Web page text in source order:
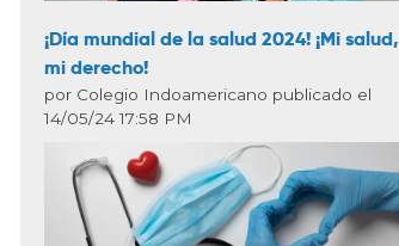
¡Día mundial de la salud 2024! ¡Mi salud,
mi derecho!
por Colegio Indoamericano publicado el
14/05/24 17:58 PM